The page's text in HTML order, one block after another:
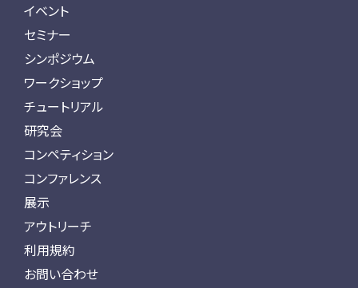
イベント
セミナー
シンポジウム
ワークショップ
チュートリアル
研究会
コンペティション
コンファレンス
展示
アウトリーチ
利用規約
お問い合わせ